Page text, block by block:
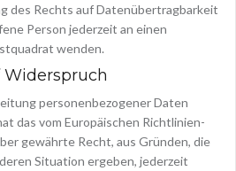
des Rechts auf Datenübertragbarkeit
Person jederzeit an einen
wenden.
personenbezogener Daten
das vom Europäischen Richtlinien-
gewährte Recht, aus Gründen, die
Situation ergeben, jederzeit